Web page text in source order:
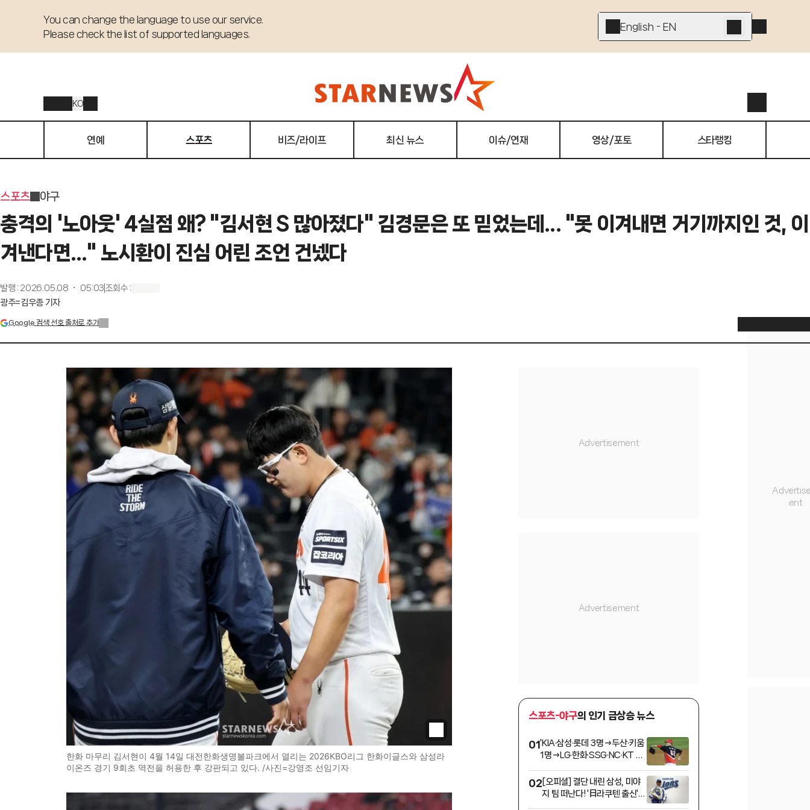
You can change the language to use our service.
Please check the list of supported languages.
English - EN
KO
연예 스포츠 비즈/라이프 최신 뉴스 이슈/연재 영상/포토 스타랭킹
스포츠 야구
충격의 '노아웃' 4실점 왜? "김서현 S 많아졌다" 김경문은 또 믿었는데... "못 이겨내면 거기까지인 것, 이
겨낸다면..." 노시환이 진심 어린 조언 건넸다
발행 : 2026.05.08 ・ 05:03 조회수:
광주=김우종 기자
Google 검색 선호 출처로 추가
한화 마무리 김서현이 4월 14일 대전한화생명볼파크에서 열리는 2026KBO리그 한화이글스와 삼성라
이온즈 경기 9회초 역전을 허용한 후 강판되고 있다. /사진=강영조 선임기자
스포츠-야구의 인기 급상승 뉴스
01'KIA·삼성·롯데 3명→두산·키움
1명→LG·한화·SSG·NC·KT 0
단 '총 11명' 발표
02[오피셜] 결단 내린 삼성, 미야
지 팀 떠난다! '日라쿠텐 출신'